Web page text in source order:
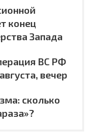
конец
Запада
ВС РФ
вечер
сколько